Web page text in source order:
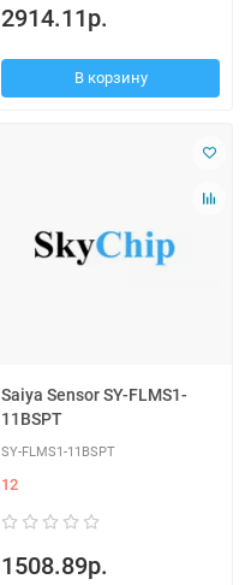
2914.11р.
В корзину
Saiya Sensor SY-FLMS1-
11BSPT
SY-FLMS1-11BSPT
12
1508.89р.